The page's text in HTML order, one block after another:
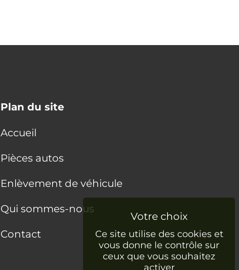
Plan du site
Accueil
Pièces autos
Enlèvement de véhicule
Qui sommes-nous
Contact
Ce site utilise des cookies et
vous donne le contrôle sur
ceux que vous souhaitez
activer